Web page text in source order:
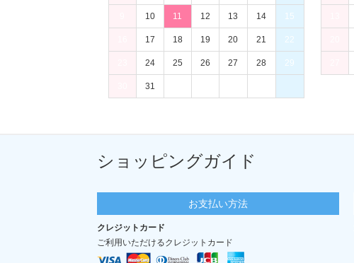
10 11 12 13 14 15
17 18 19 20 21 22
24 25 26 27 28 29
31
ショッピングガイド
お支払い方法
クレジットカード
ご利用いただけるクレジットカード